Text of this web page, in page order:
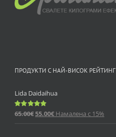
ПРОДУКТИ С НАЙ-ВИСОК РЕЙТИНГ
Lida Daidaihua
Оценено
65.00€55.00€ Намалена с 15%